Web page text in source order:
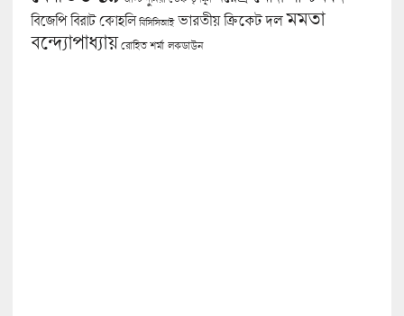
বিজেপি বিরাট কোহলি বিসিসিআই ভারতীয় ক্রিকেট দল মমতা
বন্দ্যোপাধ্যায় রোহিত শর্মা লকডাউন